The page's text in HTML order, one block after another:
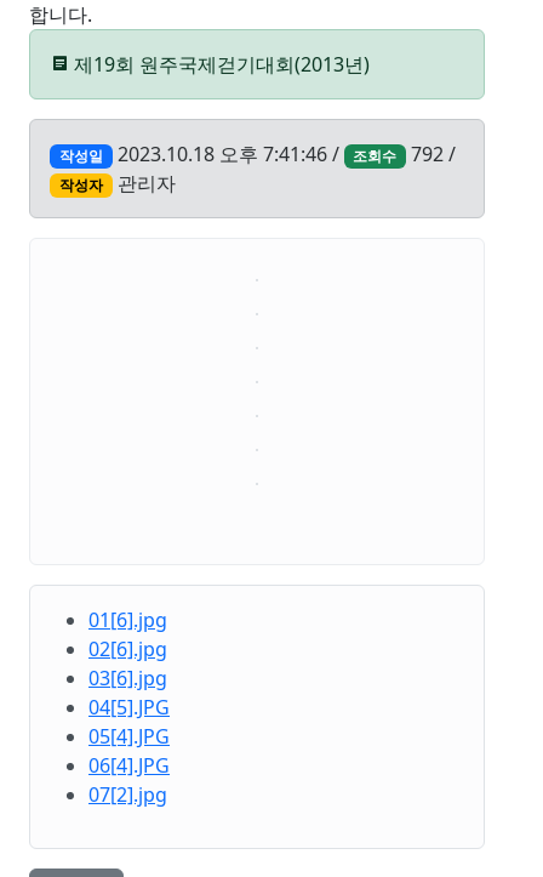
합니다.
제19회 원주국제걷기대회(2013년)
작성일 2023.10.18 오후 7:41:46 / 조회수 792 /
작성자 관리자
01[6].jpg
02[6].jpg
03[6].jpg
04[5].JPG
05[4].JPG
06[4].JPG
07[2].jpg